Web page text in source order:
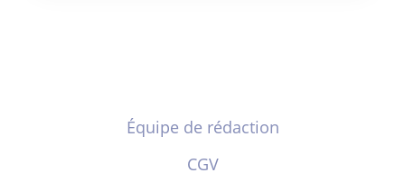
Équipe de rédaction
CGV